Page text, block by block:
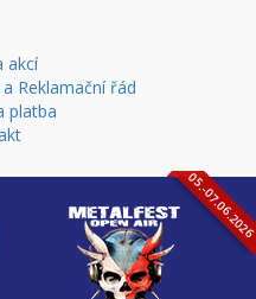
akcí
Reklamační řád
platba
05.-